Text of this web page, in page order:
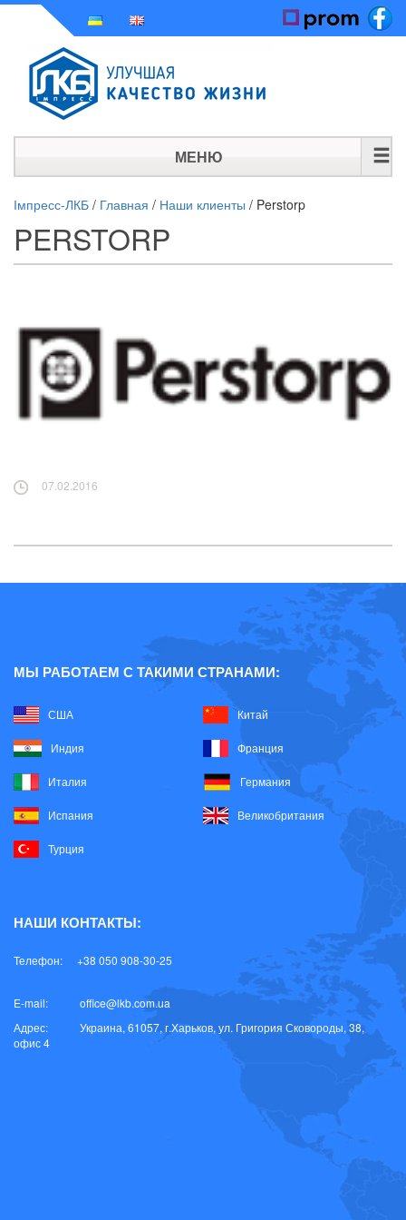
МЕНЮ
Імпресс-ЛКБ / Главная / Наши клиенты / Perstorp
PERSTORP
07.02.2016
МЫ РАБОТАЕМ С ТАКИМИ СТРАНАМИ:
США Китай
Индия Франция
Италия Германия
Испания Великобритания
Турция
НАШИ КОНТАКТЫ:
Телефон: +38 050 908-30-25
E-mail:
office@lkb.com.ua
Адрес:
Украина, 61057, г.Харьков, ул. Григория Сковороды, 38,
офис 4